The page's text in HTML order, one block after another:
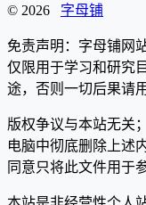
© 2026 字母铺
免责声明：字母铺网
仅限用于学习和研究
途，否则一切后果请
版权争议与本站无关
电脑中彻底删除上述
同意只将此文件用于